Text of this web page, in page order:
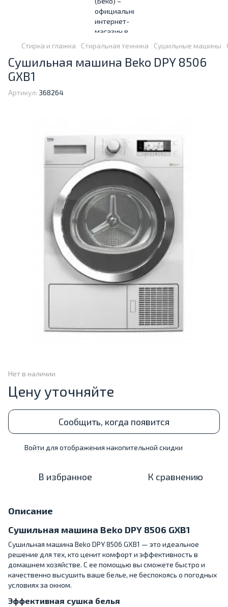
Стирка и глажка Стиральная техника Сушильные машины
Сушильная машина Beko DPY 8506
GXB1
Артикул: 368264
Нет в наличии
Цену уточняйте
Сообщить, когда появится
Войти для отображения накопительной скидки
В избранное К сравнению
Описание
Сушильная машина Beko DPY 8506 GXB1
Сушильная машина Beko DPY 8506 GXB1 — это идеальное
решение для тех, кто ценит комфорт и эффективность в
домашнем хозяйстве. С ее помощью вы сможете быстро и
качественно высушить ваше белье, не беспокоясь о погодных
условиях за окном.
Эффективная сушка белья